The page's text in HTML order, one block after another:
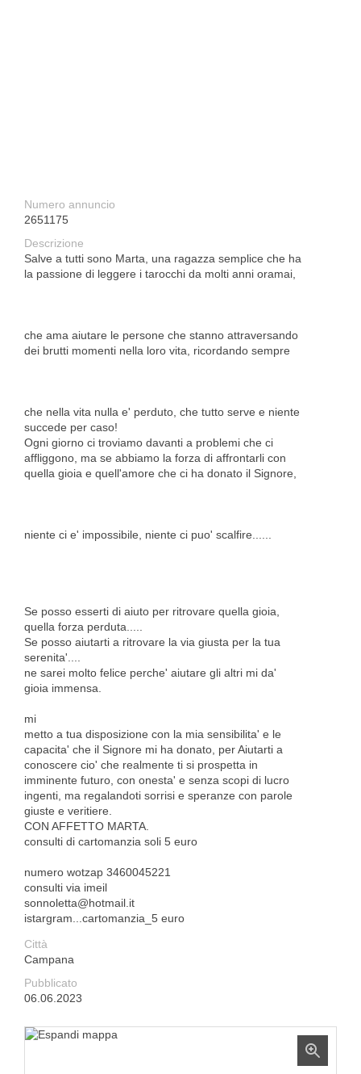
Numero annuncio
2651175
Descrizione
Salve a tutti sono Marta, una ragazza semplice che ha
la passione di leggere i tarocchi da molti anni oramai,
che ama aiutare le persone che stanno attraversando
dei brutti momenti nella loro vita, ricordando sempre
che nella vita nulla e' perduto, che tutto serve e niente
succede per caso!
Ogni giorno ci troviamo davanti a problemi che ci
affliggono, ma se abbiamo la forza di affrontarli con
quella gioia e quell'amore che ci ha donato il Signore,
niente ci e' impossibile, niente ci puo' scalfire......
Se posso esserti di aiuto per ritrovare quella gioia,
quella forza perduta.....
Se posso aiutarti a ritrovare la via giusta per la tua
serenita'....
ne sarei molto felice perche' aiutare gli altri mi da'
gioia immensa.
mi
metto a tua disposizione con la mia sensibilita' e le
capacita' che il Signore mi ha donato, per Aiutarti a
conoscere cio' che realmente ti si prospetta in
imminente futuro, con onesta' e senza scopi di lucro
ingenti, ma regalandoti sorrisi e speranze con parole
giuste e veritiere.
CON AFFETTO MARTA.
consulti di cartomanzia soli 5 euro
numero wotzap 3460045221
consulti via imeil
sonnoletta@hotmail.it
istargram...cartomanzia_5 euro
Città
Campana
Pubblicato
06.06.2023